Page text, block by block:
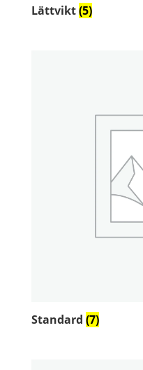
Lättvikt(5)
Standard (7)